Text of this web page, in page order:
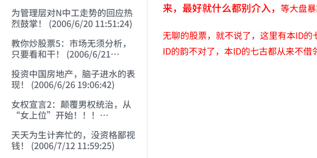
为管理层对N中工走势的回应热
烈鼓掌！ (2006/6/20 11:51:24)
教你炒股票5：市场无须分析，
只要看和干！ (2006/6/21
投资中国房地产，脑子进水的表
现！ (2006/6/26 19:06:42)
女权宣言2：颠覆男权统治，从
“女上位”开始！！！
天天为生计奔忙的，没资格鄙视
钱！ (2006/7/12 11:59:25)
来，最好就什么都别介入，等大盘
无聊的股票，就不说了，这里有本ID
ID的韵不对了，本ID的七古都从来不借